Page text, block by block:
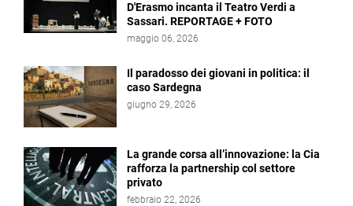
D'Erasmo incanta il Teatro Verdi a
Sassari. REPORTAGE + FOTO
maggio 06, 2026
Il paradosso dei giovani in politica: il
caso Sardegna
giugno 29, 2026
La grande corsa all’innovazione: la Cia
rafforza la partnership col settore
privato
febbraio 22, 2026